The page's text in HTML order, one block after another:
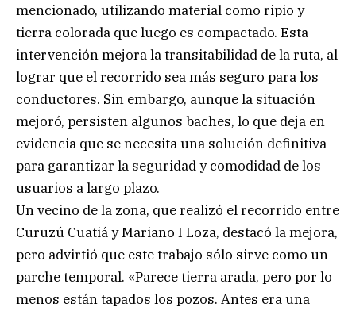
mencionado, utilizando material como ripio y
tierra colorada que luego es compactado. Esta
intervención mejora la transitabilidad de la ruta, al
lograr que el recorrido sea más seguro para los
conductores. Sin embargo, aunque la situación
mejoró, persisten algunos baches, lo que deja en
evidencia que se necesita una solución definitiva
para garantizar la seguridad y comodidad de los
usuarios a largo plazo.
Un vecino de la zona, que realizó el recorrido entre
Curuzú Cuatiá y Mariano I Loza, destacó la mejora,
pero advirtió que este trabajo sólo sirve como un
parche temporal. «Parece tierra arada, pero por lo
menos están tapados los pozos. Antes era una